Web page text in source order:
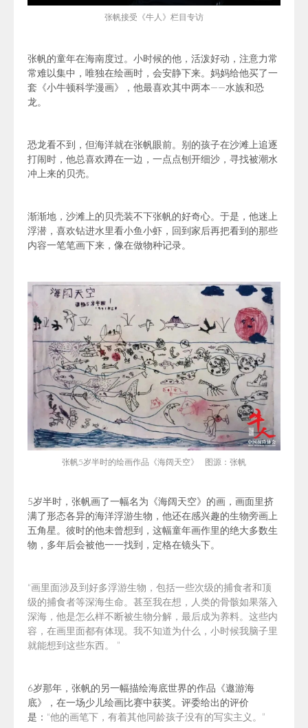
张帆接受 《牛人》 栏目专访
张帆的童年在海南度过。小时候的他，活泼好动，注意力常
常难以集中，唯独在绘画时，会安静下来。妈妈给他买了一
套《小牛顿科学漫画》，他最喜欢其中两本——水族和恐
龙。
恐龙看不到，但海洋就在张帆眼前。别的孩子在沙滩上追逐
打闹时，他总喜欢蹲在一边，一点点刨开细沙，寻找被潮水
冲上来的贝壳。
渐渐地，沙滩上的贝壳装不下张帆的好奇心。于是，他迷上
浮潜，喜欢钻进水里看小鱼小虾，回到家后再把看到的那些
内容一笔笔画下来，像在做物种记录。
张帆5岁半时的绘画作品《海阔天空》 图源：张帆
5岁半时，张帆画了一幅名为《海阔天空》的画，画面里挤
满了形态各异的海洋浮游生物，他还在感兴趣的生物旁画上
五角星。 彼时的他未曾想到，这幅童年画作里的绝大多数生
物，多年后会被他一一找到，定格在镜头下。
“画里面涉及到好多浮游生物，包括一些次级的捕食者和顶
级的捕食者等深海生命。甚至我在想，人类的骨骸如果落入
深海，他是怎么样不断被生物分解，最后成为养料。这些内
容，在画里面都有体现。我不知道为什么，小时候我脑子里
就能想到这些东西。 ”
6岁那年，张帆的另一幅描绘海底世界的作品《遨游海
底》，在一场少儿绘画比赛中获奖。评委给出的评价
是： “他的画笔下，有着其他同龄孩子没有的写实主义。”